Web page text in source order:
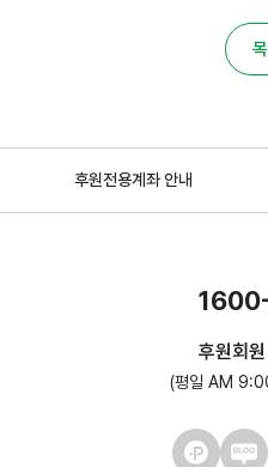
후원전용계좌 안내
후원회
(평일 AM